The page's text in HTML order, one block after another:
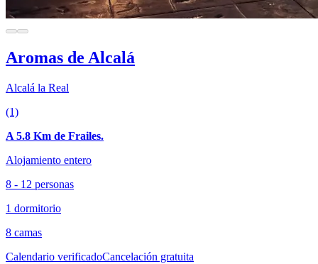
Aromas de Alcalá
Alcalá la Real
(1)
A 5.8 Km de Frailes.
Alojamiento entero
8 - 12 personas
1 dormitorio
8 camas
Calendario verificadoCancelación gratuita